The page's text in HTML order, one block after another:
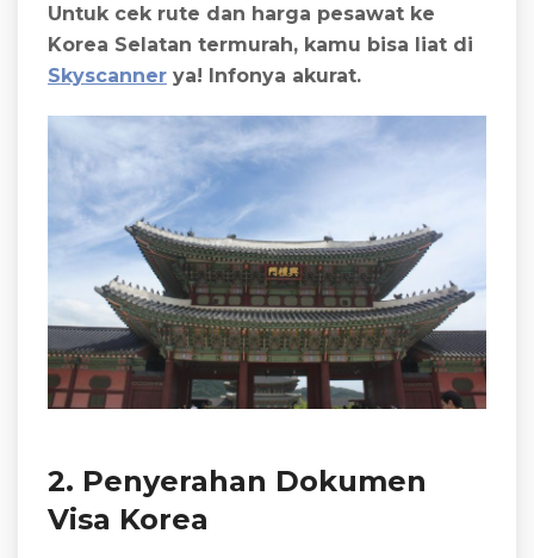
Untuk cek rute dan harga pesawat ke
Korea Selatan termurah, kamu bisa liat di
Skyscanner ya! Infonya akurat.
2. Penyerahan Dokumen
Visa Korea